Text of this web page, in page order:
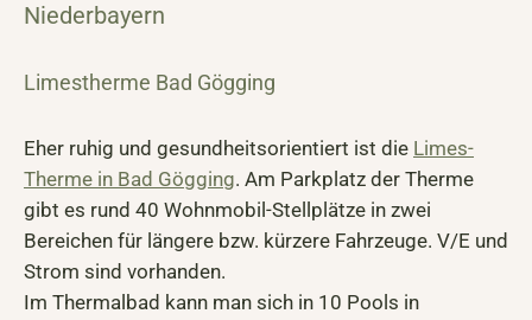
Niederbayern
Limestherme Bad Gögging
Eher ruhig und gesundheitsorientiert ist die Limes-
Therme in Bad Gögging. Am Parkplatz der Therme
gibt es rund 40 Wohnmobil-Stellplätze in zwei
Bereichen für längere bzw. kürzere Fahrzeuge. V/E und
Strom sind vorhanden.
Im Thermalbad kann man sich in 10 Pools in